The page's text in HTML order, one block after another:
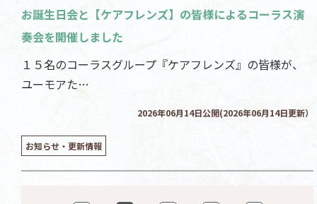
お誕生日会と【ケアフレンズ】の皆様によるコーラス演
奏会を開催しました
１５名のコーラスグループ『ケアフレンズ』の皆様が、
ユーモアた…
2026年06月14日公開(2026年06月14日更新）
お知らせ・更新情報